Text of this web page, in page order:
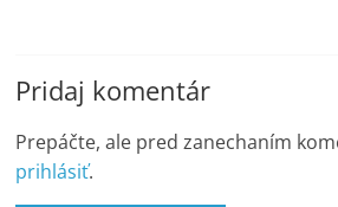
Pridaj komentár
Prepáčte, ale pred zanechaním
prihlásiť.